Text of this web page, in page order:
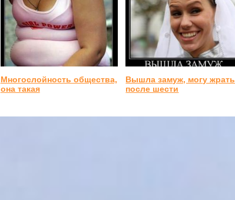
Многослойность общества,
она такая
Вышла замуж, могу жрать
после шести